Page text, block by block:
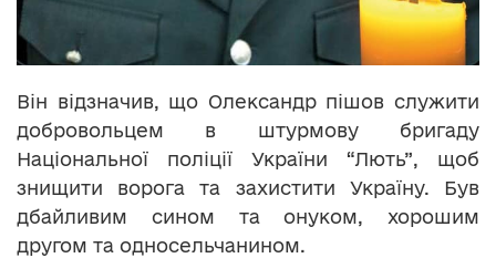
Він відзначив, що Олександр пішов служити
добровольцем в штурмову бригаду
Національної поліції України “Лють”, щоб
знищити ворога та захистити Україну. Був
дбайливим сином та онуком, хорошим
другом та односельчанином.